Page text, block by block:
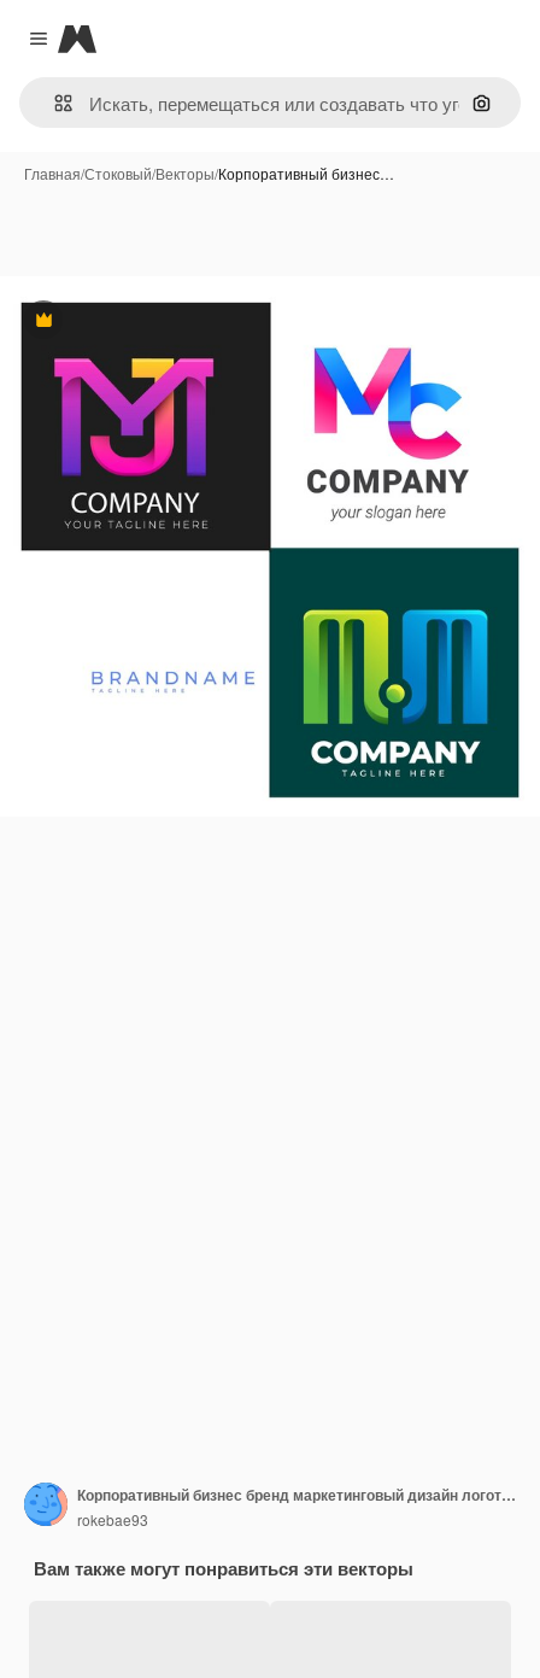
Close menu
Magnific
Поиск
Главная/Стоковый/Векторы/Корпоративный бизнес…
Премиум
Корпоративный бизнес бренд маркетинговый дизайн логотипа компании элегантный дизайн этикетки и значка векторный логотип m
rokebae93
Вам также могут понравиться эти векторы